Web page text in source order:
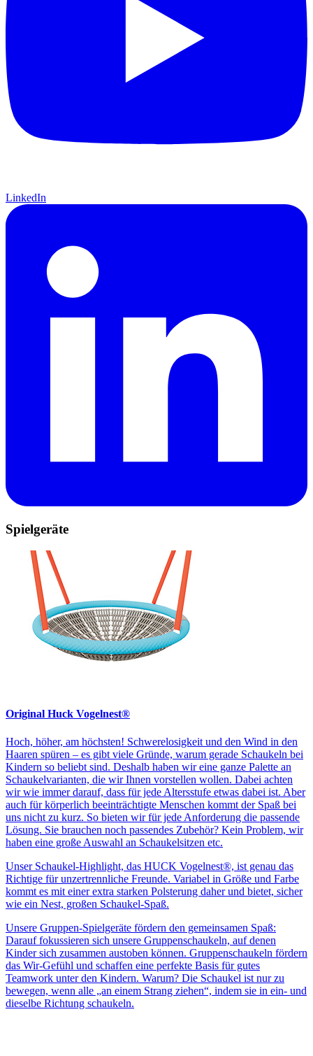
LinkedIn
Spielgeräte
Original Huck Vogelnest®
Hoch, höher, am höchsten! Schwerelosigkeit und den Wind in den
Haaren spüren – es gibt viele Gründe, warum gerade Schaukeln bei
Kindern so beliebt sind. Deshalb haben wir eine ganze Palette an
Schaukelvarianten, die wir Ihnen vorstellen wollen. Dabei achten
wir wie immer darauf, dass für jede Altersstufe etwas dabei ist. Aber
auch für körperlich beeinträchtigte Menschen kommt der Spaß bei
uns nicht zu kurz. So bieten wir für jede Anforderung die passende
Lösung. Sie brauchen noch passendes Zubehör? Kein Problem, wir
haben eine große Auswahl an Schaukelsitzen etc.
Unser Schaukel-Highlight, das HUCK Vogelnest®, ist genau das
Richtige für unzertrennliche Freunde. Variabel in Größe und Farbe
kommt es mit einer extra starken Polsterung daher und bietet, sicher
wie ein Nest, großen Schaukel-Spaß.
Unsere Gruppen-Spielgeräte fördern den gemeinsamen Spaß:
Darauf fokussieren sich unsere Gruppenschaukeln, auf denen
Kinder sich zusammen austoben können. Gruppenschaukeln fördern
das Wir-Gefühl und schaffen eine perfekte Basis für gutes
Teamwork unter den Kindern. Warum? Die Schaukel ist nur zu
bewegen, wenn alle „an einem Strang ziehen“, indem sie in ein- und
dieselbe Richtung schaukeln.